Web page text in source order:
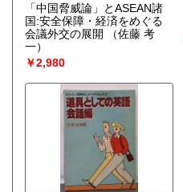
「中国脅威論」とASEAN諸
国:安全保障・経済をめぐる
会議外交の展開
（佐藤 考
一）
￥2,980